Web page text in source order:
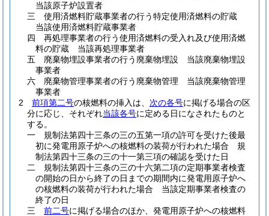
当該原子炉設置者
三
使用済燃料貯蔵事業者の行う特定使用済燃料の貯蔵
当該使用済燃料貯蔵事業者
四
再処理事業者の行う使用済燃料の受入れ及び使用済燃
料の貯蔵 当該再処理事業者
五
廃棄物埋設事業者の行う廃棄物埋設 当該廃棄物埋設
事業者
六
廃棄物管理事業者の行う廃棄物管理 当該廃棄物管理
事業者
2
前項第二号の核燃料の挿入は、 次の各号に掲げる場合の区
分に応じ、それぞれ当該各号に定める日になされたものと
する。
一
規制法第四十三条の三の五第一項の許可を受けた後最
初に発電用原子炉への核燃料の装荷が行われた場合 規
制法第四十三条の三の十一第三項の確認を受けた日
二
規制法第四十三条の三の十六第二項の定期事業者検査
の開始の日から終了の日までの期間内に発電用原子炉へ
の核燃料の装荷が行われた場合 当該定期事業者検査の
終了の日
三
前二号に掲げる場合のほか、発電用原子炉への核燃料